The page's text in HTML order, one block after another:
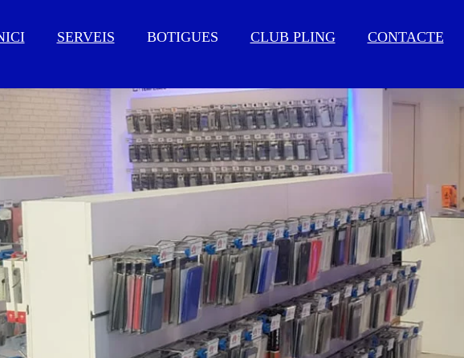
SERVEIS BOTIGUES CLUB PLING CONTACTE